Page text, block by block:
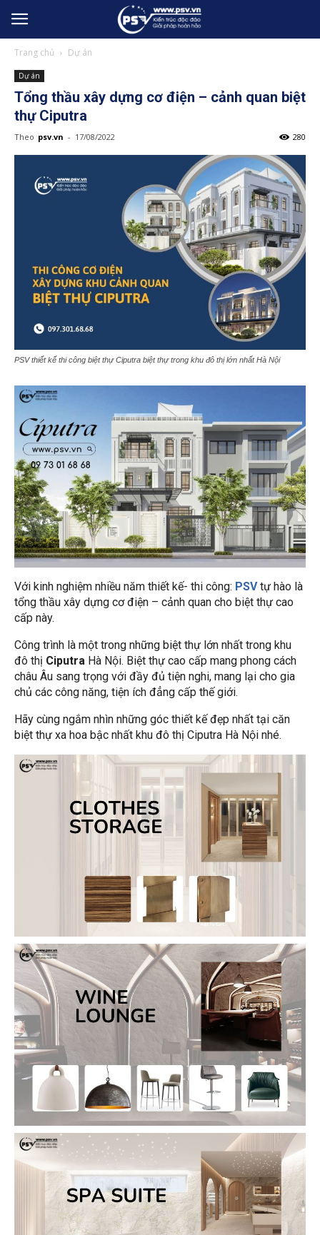
Trang chủ Dự án
Dự án
Tổng thầu xây dựng cơ điện – cảnh quan biệt
thự Ciputra
Theo psv.vn - 17/08/2022 280
PSV thiết kế thi công biệt thự Ciputra biệt thự trong khu đô thị lớn nhất Hà Nội
Với kinh nghiệm nhiều năm thiết kế- thi công: PSVtự hào là
tổng thầu xây dựng cơ điện – cảnh quan cho biệt thự cao
cấp này.
Công trình là một trong những biệt thự lớn nhất trong khu
đô thị Ciputra Hà Nội. Biệt thự cao cấp mang phong cách
châu Âu sang trọng với đầy đủ tiện nghi, mang lại cho gia
chủ các công năng, tiện ích đẳng cấp thế giới.
Hãy cùng ngắm nhìn những góc thiết kế đẹp nhất tại căn
biệt thự xa hoa bậc nhất khu đô thị Ciputra Hà Nội nhé.